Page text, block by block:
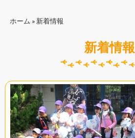
ホーム » 新着情報
新着情報